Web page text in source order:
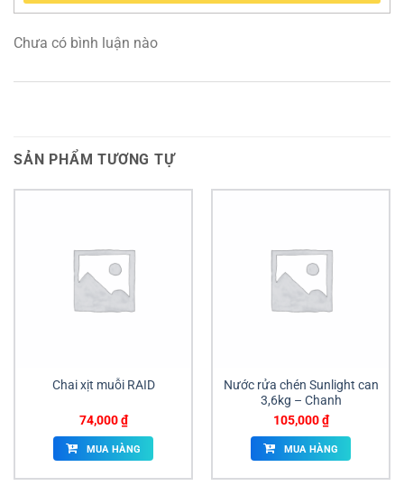
Chưa có bình luận nào
SẢN PHẨM TƯƠNG TỰ
Chai xịt muỗi RAID
74,000₫
MUA HÀNG
Nước rửa chén Sunlight can
3,6kg – Chanh
105,000₫
MUA HÀNG